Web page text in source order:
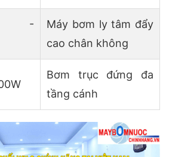
-
Máy bơm ly tâm đẩy
cao chân không
Bơm trục đứng đa
tầng cánh